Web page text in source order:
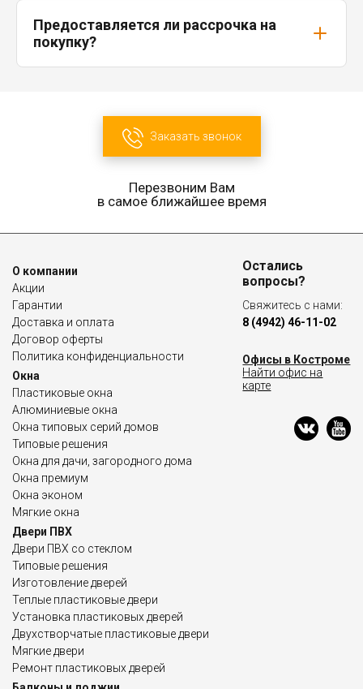
Предоставляется ли рассрочка на
покупку?
Заказать звонок
Перезвоним Вам
в самое ближайшее время
О компании
Акции
Гарантии
Доставка и оплата
Договор оферты
Политика конфиденциальности
Окна
Пластиковые окна
Алюминиевые окна
Окна типовых серий домов
Типовые решения
Окна для дачи, загородного дома
Окна премиум
Окна эконом
Мягкие окна
Двери ПВХ
Двери ПВХ со стеклом
Типовые решения
Изготовление дверей
Теплые пластиковые двери
Установка пластиковых дверей
Двухстворчатые пластиковые двери
Мягкие двери
Ремонт пластиковых дверей
Остались
вопросы?
Свяжитесь с нами:
8 (4942) 46-11-02
Офисы в Костроме
Найти офис на
карте